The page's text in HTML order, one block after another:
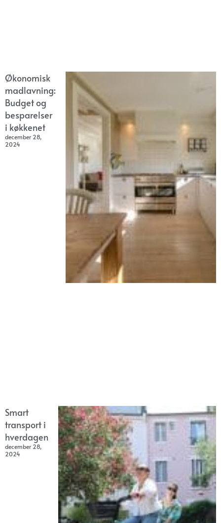
Økonomisk
madlavning:
Budget og
besparelser
i køkkenet
december 28,
2024
Smart
transport i
hverdagen
december 28,
2024